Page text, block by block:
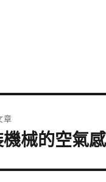
章
械的空氣